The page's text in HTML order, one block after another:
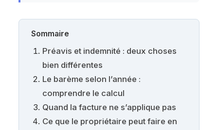
Sommaire
Préavis et indemnité : deux choses
bien différentes
Le barème selon l’année :
comprendre le calcul
Quand la facture ne s’applique pas
Ce que le propriétaire peut faire en